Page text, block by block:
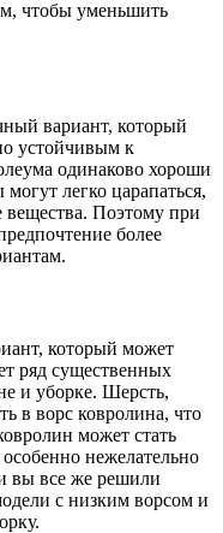
чтобы уменьшить
вариант, который
устойчивым к
одинаково хороши
легко царапаться,
вещества. Поэтому при
более
который может
ряд существенных
и уборке. Шерсть,
в ворс ковролина, что
может стать
нежелательно
вы все же решили
с низким ворсом и